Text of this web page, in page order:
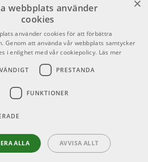
E-post:info@emnordic.se
Youtube
×
webbplats använder
cookies
använder cookies för att förbättra
Genom att använda vår webbplats samtycker
i enlighet med vår cookiepolicy. Läs mer
PRESTANDA
FUNKTIONER
ALLA AVVISA ALLT